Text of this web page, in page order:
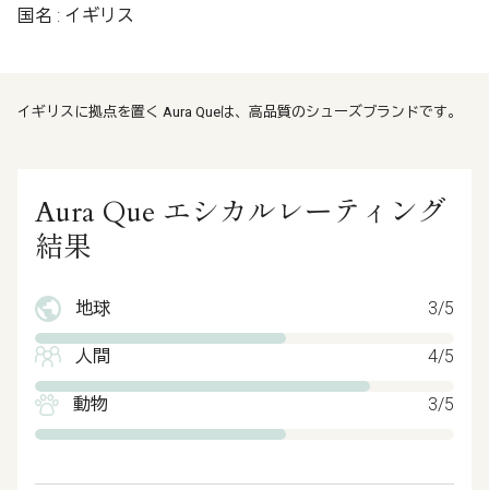
国名 : イギリス
イギリスに拠点を置く Aura Queは、高品質のシューズブランドです。
Aura Que エシカルレーティング
結果
地球 3/5
人間 4/5
動物 3/5